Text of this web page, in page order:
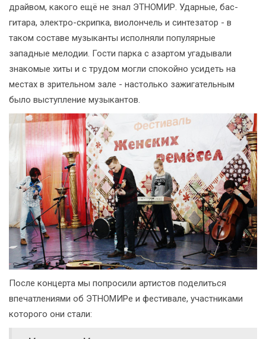
драйвом, какого ещё не знал ЭТНОМИР. Ударные, бас-
гитара, электро-скрипка, виолончель и синтезатор - в
таком составе музыканты исполняли популярные
западные мелодии. Гости парка с азартом угадывали
знакомые хиты и с трудом могли спокойно усидеть на
местах в зрительном зале - настолько зажигательным
было выступление музыкантов.
После концерта мы попросили артистов поделиться
впечатлениями об ЭТНОМИРе и фестивале, участниками
которого они стали: